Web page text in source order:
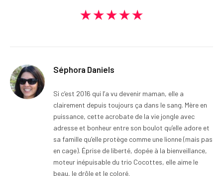
★★★★★
Séphora Daniels
Si c’est 2016 qui l’a vu devenir maman, elle a
clairement depuis toujours ça dans le sang. Mère en
puissance, cette acrobate de la vie jongle avec
adresse et bonheur entre son boulot qu’elle adore et
sa famille qu’elle protège comme une lionne (mais pas
en cage). Éprise de liberté, dopée à la bienveillance,
moteur inépuisable du trio Cocottes, elle aime le
beau, le drôle et le coloré.